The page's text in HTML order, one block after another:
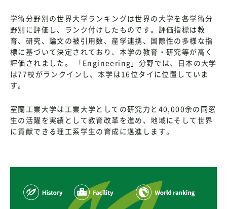
学術分野別の世界大学ランキングは世界の大学を各学術分
野別に評価し、ランク付けしたものです。評価指標は教
育、研究、論文の被引用数、産学連携、国際性の多様な指
標に基づいて決定されており、本学の教育・研究等が高く
評価されました。 「Engineering」分野では、日本の大学
は77校がランクインし、本学は16位タイに位置していま
す。
室蘭工業大学は工業大学としての研究力と40,000余の同窓
生の活躍を実績として教育改革を進め、地域にそして世界
に貢献できる理工系学生の育成に邁進します。